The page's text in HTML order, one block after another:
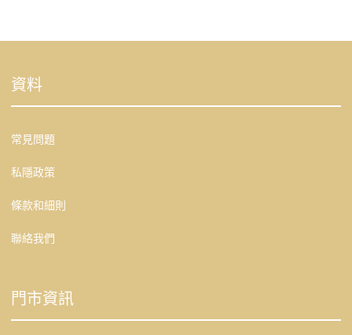
資料
常見問題
私隱政策
條款和細則
聯絡我們
門市資訊